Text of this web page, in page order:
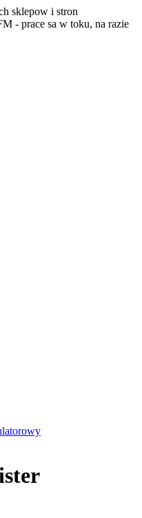
sklepow i stron
- prace sa w toku, na razie